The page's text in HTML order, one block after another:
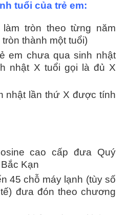
tuổi của trẻ em:
tròn theo từng năm
thành một tuổi)
em chưa qua sinh nhật
nhật X tuổi gọi là đủ X
nhật lần thứ X được tính
cao cấp đưa Quý
Kạn
45 chỗ máy lạnh (tùy số
đưa đón theo chương